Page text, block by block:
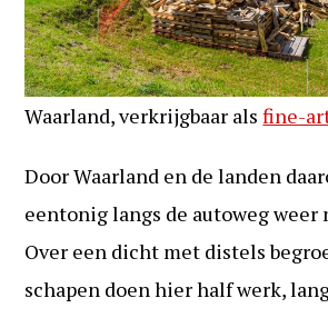
Waarland, verkrijgbaar alsfine-
Door Waarland en de landen
eentonig langs de autoweg weer
Over een dicht met distels
schapen doen hier half werk,